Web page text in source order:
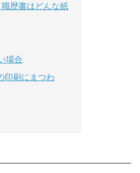
歴書はどんな紙
場合
印刷にまつわ